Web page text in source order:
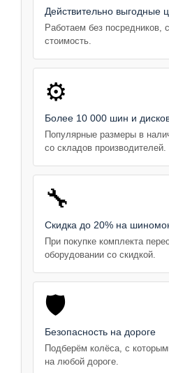
Действительно выгодные
Работаем без посредников,
стоимость.
⚙️
Более 10 000 шин и
Популярные размеры в
со складов производителей.
🔧
Скидка до 20% на
При покупке комплекта
оборудовании со скидкой.
🛡️
Безопасность на дороге
Подберём колёса, с
на любой дороге.